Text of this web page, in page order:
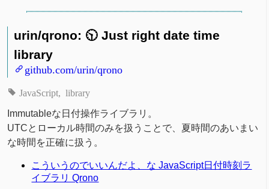
urin/qrono: 🕥 Just right date time
library
github.com/urin/qrono
JavaScript library
Immutableな日付操作ライブラリ。
UTCとローカル時間のみを扱うことで、夏時間のあいまい
な時間を正確に扱う。
こういうのでいいんだよ、な JavaScript日付時刻ラ
イブラリ Qrono